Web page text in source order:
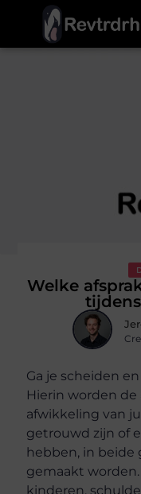
Welke
Ga je scheiden
Hierin worden
afwikkeling van
getrouwd zijn of
hebben, in beide
gemaakt
kinderen,